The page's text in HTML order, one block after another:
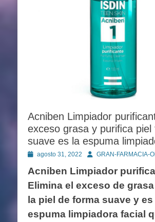
Acniben Limpiador
exceso grasa y puriﬁca piel
suave es la espuma
Publicado
agosto 31, 2022 AutorGRAN-FARMACIA-
Acniben Limpiador
Elimina el exceso de
la piel de forma suave y es
espuma limpiadora facial